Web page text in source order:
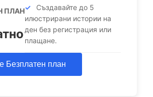
ПЛАН
Създавайте до 5
илюстрирани истории на
ден без регистрация или
плащане.
Безплатен план